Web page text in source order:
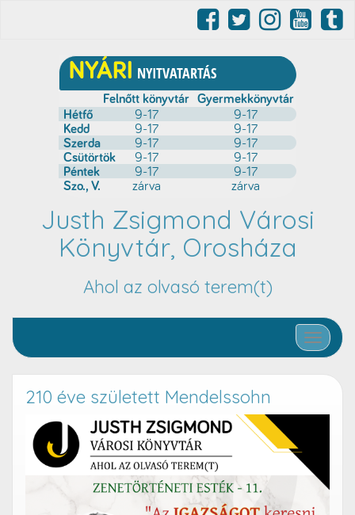
Justh Zsigmond Városi
Könyvtár, Orosháza
Ahol az olvasó terem(t)
Toggle
210 éve született Mendelssohn